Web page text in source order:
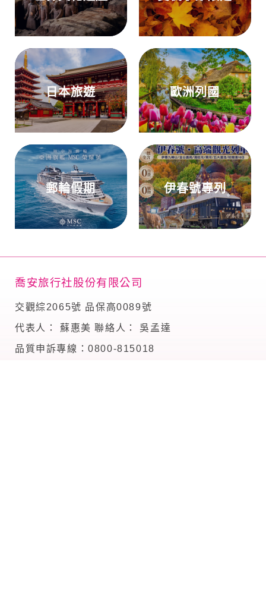
日本旅遊 歐洲列國
郵輪假期 伊春號專列
喬安旅行社股份有限公司
交觀綜2065號 品保高0089號
代表人： 蘇惠美 聯絡人： 吳孟達
品質申訴專線：0800-815018